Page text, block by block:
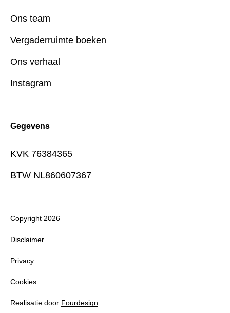
Ons team
Vergaderruimte boeken
Ons verhaal
Instagram
Gegevens
KVK 76384365
BTW NL860607367
Copyright 2026
Disclaimer
Privacy
Cookies
Realisatie door Fourdesign